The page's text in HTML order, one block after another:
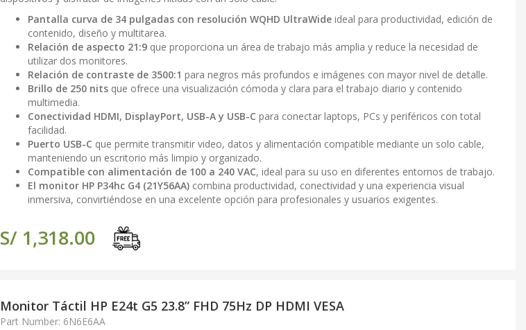
Pantalla curva de 34 pulgadas con resolución WQHD UltraWide ideal para productividad, edición de
contenido, diseño y multitarea.
Relación de aspecto 21:9 que proporciona un área de trabajo más amplia y reduce la necesidad de
utilizar dos monitores.
Relación de contraste de 3500:1 para negros más profundos e imágenes con mayor nivel de detalle.
Brillo de 250 nits que ofrece una visualización cómoda y clara para el trabajo diario y contenido
multimedia.
Conectividad HDMI, DisplayPort, USB-A y USB-C para conectar laptops, PCs y periféricos con total
facilidad.
Puerto USB-C que permite transmitir video, datos y alimentación compatible mediante un solo cable,
manteniendo un escritorio más limpio y organizado.
Compatible con alimentación de 100 a 240 VAC, ideal para su uso en diferentes entornos de trabajo.
El monitor HP P34hc G4 (21Y56AA) combina productividad, conectividad y una experiencia visual
inmersiva, convirtiéndose en una excelente opción para profesionales y usuarios exigentes.
S/ 1,318.00
Monitor Táctil HP E24t G5 23.8” FHD 75Hz DP HDMI VESA
Part Number: 6N6E6AA